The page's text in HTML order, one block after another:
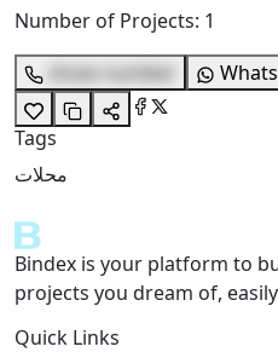
Number of Projects: 1
show number
Tags
محلات
Bindex is your platform to
projects you dream of,
Quick Links